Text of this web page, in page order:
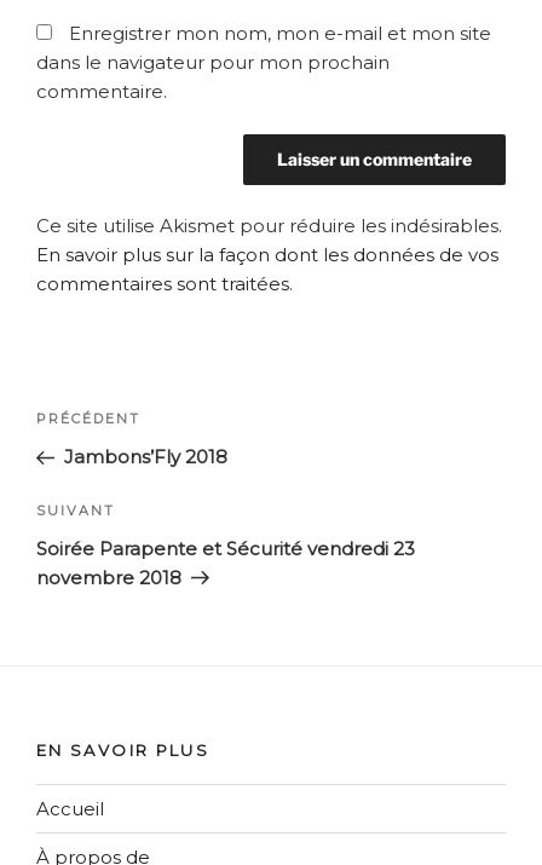
Enregistrer mon nom, mon e-mail et mon site
dans le navigateur pour mon prochain
commentaire.
Ce site utilise Akismet pour réduire les indésirables.
En savoir plus sur la façon dont les données de vos
commentaires sont traitées.
Navigation
l’article
Article
précédent
PRÉCÉDENT
Jambons’Fly 2018
Article
suivant
SUIVANT
Soirée Parapente et Sécurité vendredi 23
novembre 2018
EN SAVOIR PLUS
Accueil
À propos de